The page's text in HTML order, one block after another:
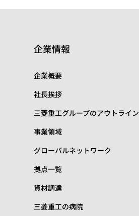
企業情報
企業概要
社長挨拶
三菱重工グループのアウトライン
事業領域
グローバルネットワーク
拠点一覧
資材調達
三菱重工の病院